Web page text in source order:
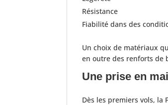
Résistance
Fiabilité dans des
Un choix de matériaux
en outre des renforts de
Une prise en
Dès les premiers vols, la